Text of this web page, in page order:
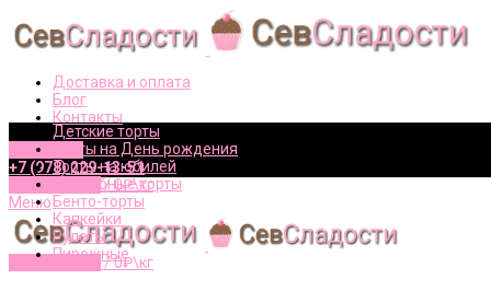
Доставка и оплата
Блог
Контакты
Вконтакте
+7 (978) 229-13-51
элементов /0₽\кг
Меню
элементов /0₽\кг
Детские торты
Торты на День рождения
Торты на юбилей
Свадебные торты
Бенто-торты
Капкейки
Рулеты
Пирожные